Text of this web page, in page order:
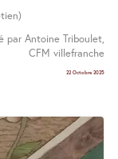
par Antoine Triboulet,
CFM villefranche
22 Octobre 2025